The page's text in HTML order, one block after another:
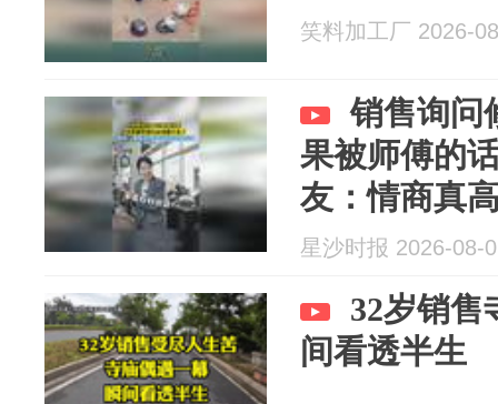
笑料加工厂 2026-
销售询问
果被师傅的
友：情商真
星沙时报 2026-08-
32岁销售
间看透半生